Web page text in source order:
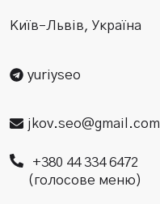
Київ–Львів, Україна
yuriyseo
jkov.seo@gmail.com
+380 44 334 6472
(голосове меню)